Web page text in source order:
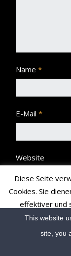
Name *
E-Mail *
Website
This website
site, you
Diese Seite
Cookies. Sie
effektiver und
Textdateien, die
Rechner